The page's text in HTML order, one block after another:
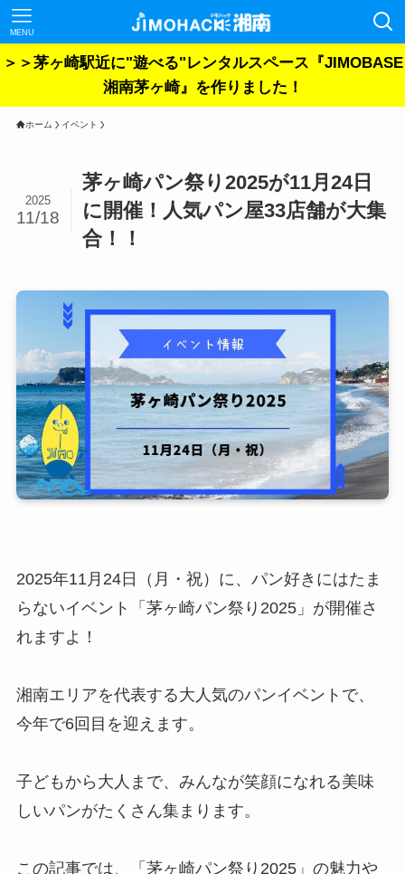
MENU
＞＞茅ヶ崎駅近に"遊べる"レンタルスペース『JIMOBASE
湘南茅ヶ崎』を作りました！
ホーム イベント
茅ヶ崎パン祭り2025が11月24日
に開催！人気パン屋33店舗が大集
合！！
2025
11/18
2025年11月24日（月・祝）に、パン好きにはたま
らないイベント「茅ヶ崎パン祭り2025」が開催さ
れますよ！
湘南エリアを代表する大人気のパンイベントで、
今年で6回目を迎えます。
子どもから大人まで、みんなが笑顔になれる美味
しいパンがたくさん集まります。
この記事では、「茅ヶ崎パン祭り2025」の魅力や